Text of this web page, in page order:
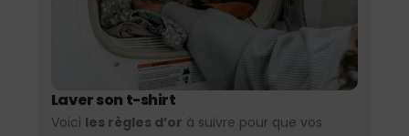
Laver son t-shirt
Voici les règles d’or à suivre pour que vos